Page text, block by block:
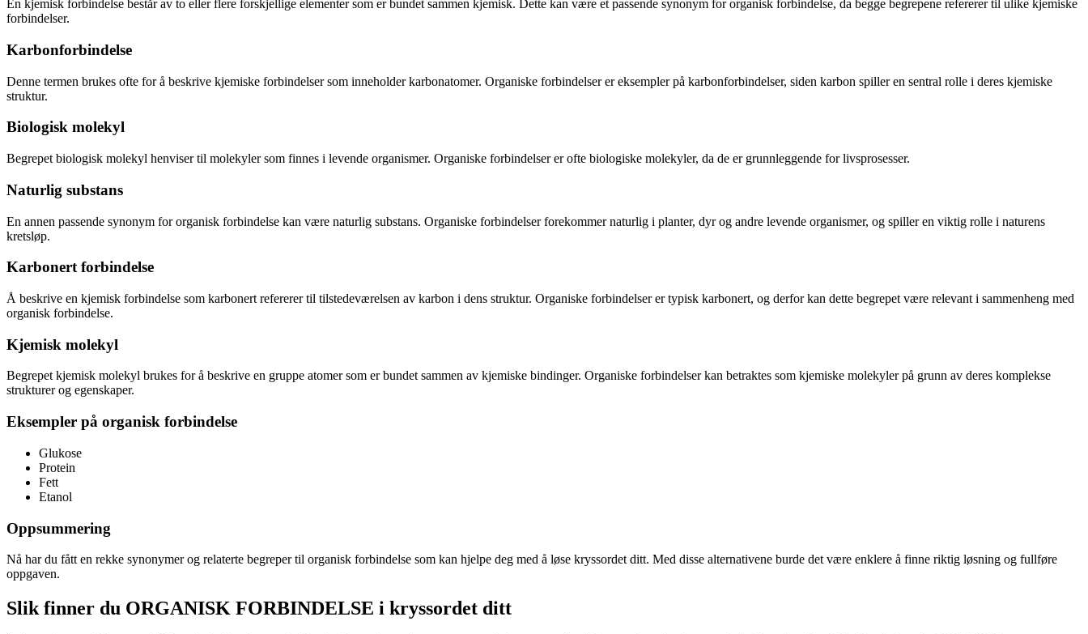
En kjemisk forbindelse består av to eller flere forskjellige elementer som er bundet sammen kjemisk. Dette kan være et passende synonym for organisk forbindelse, da begge begrepene refererer til ulike kjemiske
forbindelser.
Karbonforbindelse
Denne termen brukes ofte for å beskrive kjemiske forbindelser som inneholder karbonatomer. Organiske forbindelser er eksempler på karbonforbindelser, siden karbon spiller en sentral rolle i deres kjemiske
struktur.
Biologisk molekyl
Begrepet biologisk molekyl henviser til molekyler som finnes i levende organismer. Organiske forbindelser er ofte biologiske molekyler, da de er grunnleggende for livsprosesser.
Naturlig substans
En annen passende synonym for organisk forbindelse kan være naturlig substans. Organiske forbindelser forekommer naturlig i planter, dyr og andre levende organismer, og spiller en viktig rolle i naturens
kretsløp.
Karbonert forbindelse
Å beskrive en kjemisk forbindelse som karbonert refererer til tilstedeværelsen av karbon i dens struktur. Organiske forbindelser er typisk karbonert, og derfor kan dette begrepet være relevant i sammenheng med
organisk forbindelse.
Kjemisk molekyl
Begrepet kjemisk molekyl brukes for å beskrive en gruppe atomer som er bundet sammen av kjemiske bindinger. Organiske forbindelser kan betraktes som kjemiske molekyler på grunn av deres komplekse
strukturer og egenskaper.
Eksempler på organisk forbindelse
Glukose
Protein
Fett
Etanol
Oppsummering
Nå har du fått en rekke synonymer og relaterte begreper til organisk forbindelse som kan hjelpe deg med å løse kryssordet ditt. Med disse alternativene burde det være enklere å finne riktig løsning og fullføre
oppgaven.
Slik finner du ORGANISK FORBINDELSE i kryssordet ditt